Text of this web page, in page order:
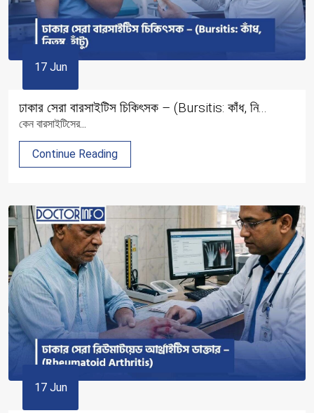
17 Jun
ঢাকার সেরা বারসাইটিস চিকিৎসক – (Bursitis: কাঁধ, নি...
কেন বারসাইটিসের...
Continue Reading
17 Jun